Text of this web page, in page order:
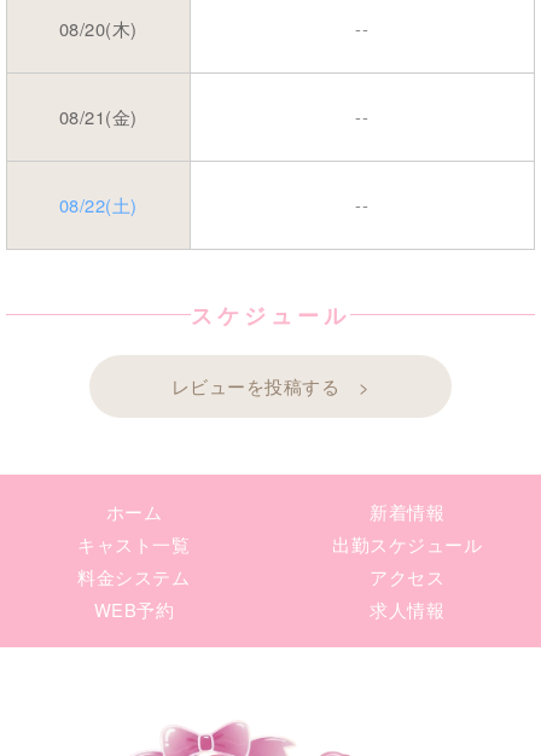
08/20(木) --
08/21(金) --
08/22(土) --
スケジュール
レビューを投稿する >
ホーム
新着情報
キャスト一覧
出勤スケジュール
料金システム
アクセス
WEB予約
求人情報